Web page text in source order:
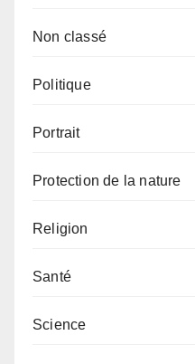
Non classé
Politique
Portrait
Protection de la nature
Religion
Santé
Science